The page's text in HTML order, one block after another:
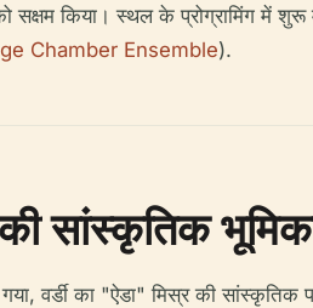
किया। स्थल के प्रोग्रामिंग में शुरू
Chamber Ensemble).
सांस्कृतिक
वर्डी का "ऐडा" मिस्र की